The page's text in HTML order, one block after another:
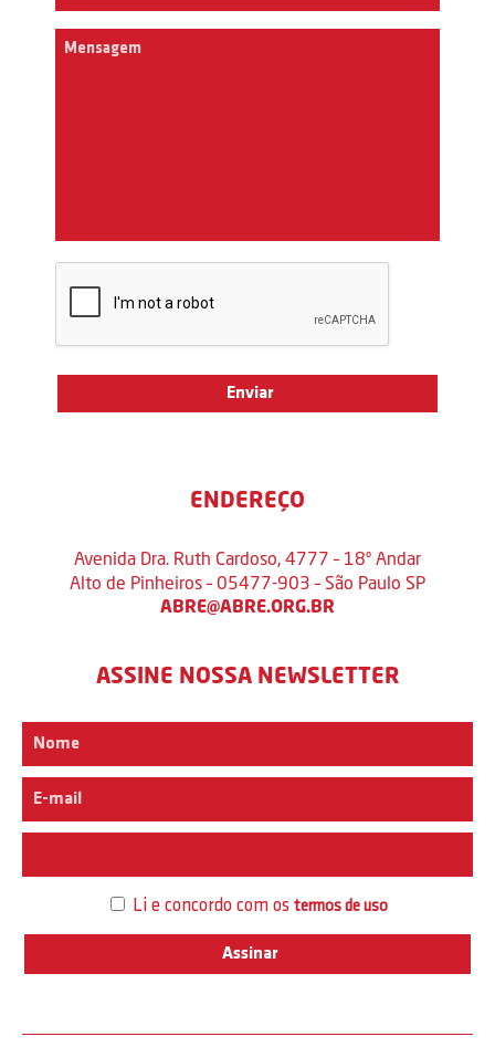
ENDEREÇO
Avenida Dra. Ruth Cardoso, 4777 – 18º Andar
Alto de Pinheiros – 05477-903 – São Paulo SP
ABRE@ABRE.ORG.BR
ASSINE NOSSA NEWSLETTER
Li e concordo com os termos de uso